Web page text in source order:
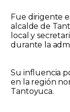
Fue dirigente
alcalde de
local y
durante la
Su influencia
en la región
Tantoyuca.